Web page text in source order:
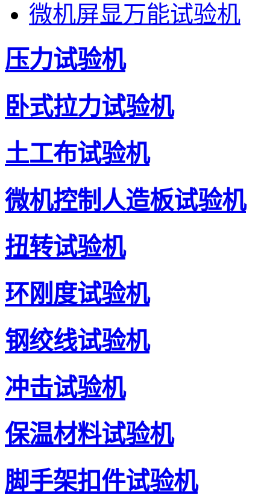
微机屏显万能试验机
压力试验机
卧式拉力试验机
土工布试验机
微机控制人造板试验机
扭转试验机
环刚度试验机
钢绞线试验机
冲击试验机
保温材料试验机
脚手架扣件试验机